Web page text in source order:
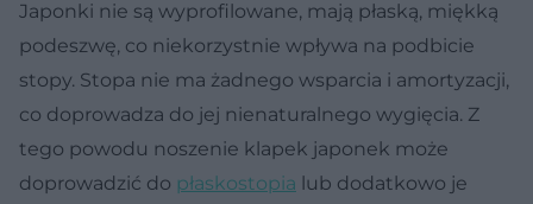
Japonki nie są wyprofilowane, mają płaską, miękką
podeszwę, co niekorzystnie wpływa na podbicie
stopy. Stopa nie ma żadnego wsparcia i amortyzacji,
co doprowadza do jej nienaturalnego wygięcia. Z
tego powodu noszenie klapek japonek może
doprowadzić do płaskostopia lub dodatkowo je